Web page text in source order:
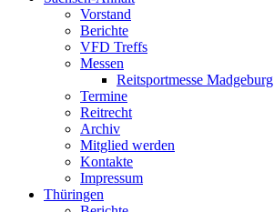
Vorstand
Berichte
VFD Treffs
Messen
Reitsportmesse Madgeburg
Termine
Reitrecht
Archiv
Mitglied werden
Kontakte
Impressum
Thüringen